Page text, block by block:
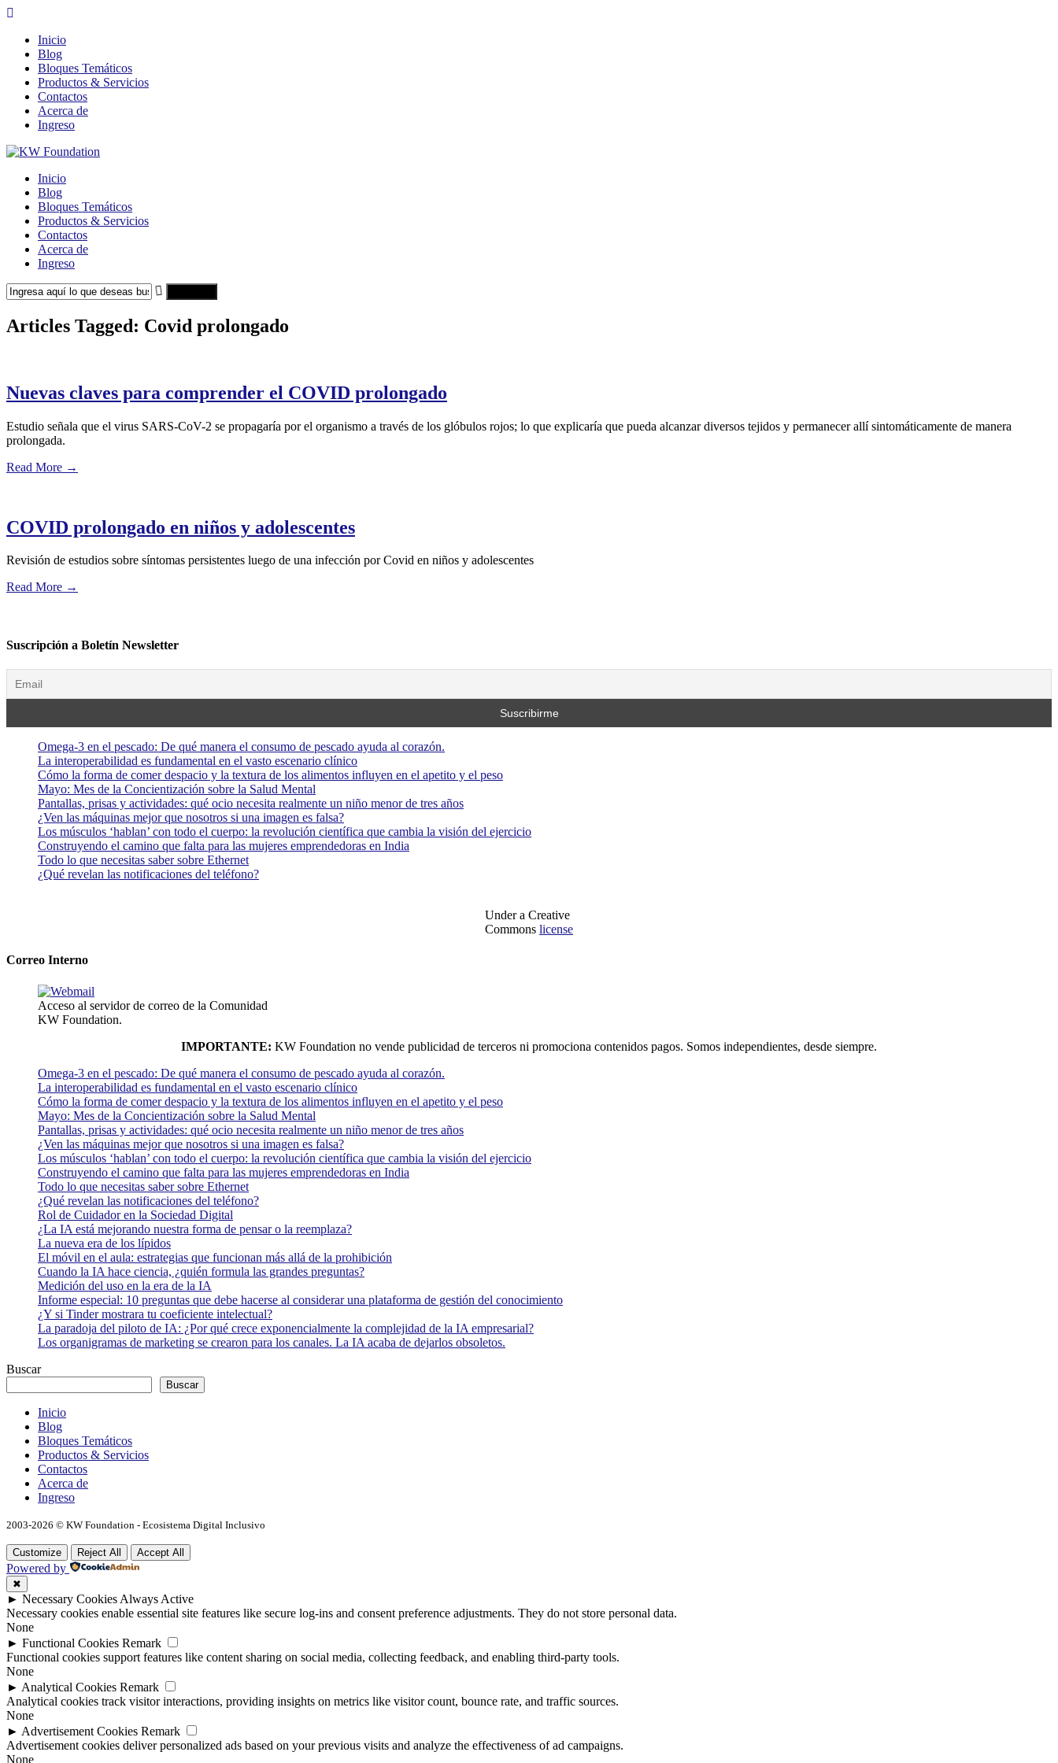
Inicio
Blog
Bloques Temáticos
Productos & Servicios
Contactos
Acerca de
Ingreso
Inicio
Blog
Bloques Temáticos
Productos & Servicios
Contactos
Acerca de
Ingreso
Articles Tagged: Covid prolongado
Nuevas claves para comprender el COVID prolongado
Estudio señala que el virus SARS-CoV-2 se propagaría por el organismo a través de los glóbulos rojos; lo que explicaría que pueda alcanzar diversos tejidos y permanecer allí sintomáticamente de manera
prolongada.
Read More →
COVID prolongado en niños y adolescentes
Revisión de estudios sobre síntomas persistentes luego de una infección por Covid en niños y adolescentes
Read More →
Suscripción a Boletín Newsletter
Omega-3 en el pescado: De qué manera el consumo de pescado ayuda al corazón.
La interoperabilidad es fundamental en el vasto escenario clínico
Cómo la forma de comer despacio y la textura de los alimentos influyen en el apetito y el peso
Mayo: Mes de la Concientización sobre la Salud Mental
Pantallas, prisas y actividades: qué ocio necesita realmente un niño menor de tres años
¿Ven las máquinas mejor que nosotros si una imagen es falsa?
Los músculos ‘hablan’ con todo el cuerpo: la revolución científica que cambia la visión del ejercicio
Construyendo el camino que falta para las mujeres emprendedoras en India
Todo lo que necesitas saber sobre Ethernet
¿Qué revelan las notificaciones del teléfono?
Under a Creative
Commons license
Correo Interno
Acceso al servidor de correo de la Comunidad
KW Foundation.
IMPORTANTE: KW Foundation no vende publicidad de terceros ni promociona contenidos pagos. Somos independientes, desde siempre.
Omega-3 en el pescado: De qué manera el consumo de pescado ayuda al corazón.
La interoperabilidad es fundamental en el vasto escenario clínico
Cómo la forma de comer despacio y la textura de los alimentos influyen en el apetito y el peso
Mayo: Mes de la Concientización sobre la Salud Mental
Pantallas, prisas y actividades: qué ocio necesita realmente un niño menor de tres años
¿Ven las máquinas mejor que nosotros si una imagen es falsa?
Los músculos ‘hablan’ con todo el cuerpo: la revolución científica que cambia la visión del ejercicio
Construyendo el camino que falta para las mujeres emprendedoras en India
Todo lo que necesitas saber sobre Ethernet
¿Qué revelan las notificaciones del teléfono?
Rol de Cuidador en la Sociedad Digital
¿La IA está mejorando nuestra forma de pensar o la reemplaza?
La nueva era de los lípidos
El móvil en el aula: estrategias que funcionan más allá de la prohibición
Cuando la IA hace ciencia, ¿quién formula las grandes preguntas?
Medición del uso en la era de la IA
Informe especial: 10 preguntas que debe hacerse al considerar una plataforma de gestión del conocimiento
¿Y si Tinder mostrara tu coeficiente intelectual?
La paradoja del piloto de IA: ¿Por qué crece exponencialmente la complejidad de la IA empresarial?
Los organigramas de marketing se crearon para los canales. La IA acaba de dejarlos obsoletos.
Buscar
Buscar
Inicio
Blog
Bloques Temáticos
Productos & Servicios
Contactos
Acerca de
Ingreso
2003-2026 © KW Foundation - Ecosistema Digital Inclusivo
Customize Reject All Accept All
Powered by
✖
► Necessary Cookies Always Active
Necessary cookies enable essential site features like secure log-ins and consent preference adjustments. They do not store personal data.
None
► Functional Cookies Remark
Functional cookies support features like content sharing on social media, collecting feedback, and enabling third-party tools.
None
► Analytical Cookies Remark
Analytical cookies track visitor interactions, providing insights on metrics like visitor count, bounce rate, and traffic sources.
None
► Advertisement Cookies Remark
Advertisement cookies deliver personalized ads based on your previous visits and analyze the effectiveness of ad campaigns.
None